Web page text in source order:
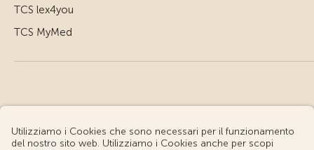
TCS lex4you
TCS MyMed